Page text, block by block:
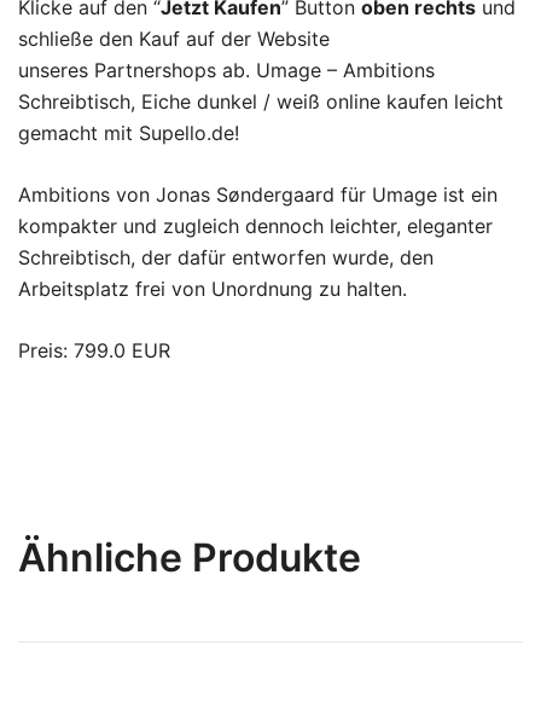
Klicke auf den “Jetzt Kaufen” Button oben rechts und
schließe den Kauf auf der Website
unseres Partnershops ab. Umage – Ambitions
Schreibtisch, Eiche dunkel / weiß online kaufen leicht
gemacht mit Supello.de!
Ambitions von Jonas Søndergaard für Umage ist ein
kompakter und zugleich dennoch leichter, eleganter
Schreibtisch, der dafür entworfen wurde, den
Arbeitsplatz frei von Unordnung zu halten.
Preis: 799.0 EUR
Ähnliche Produkte